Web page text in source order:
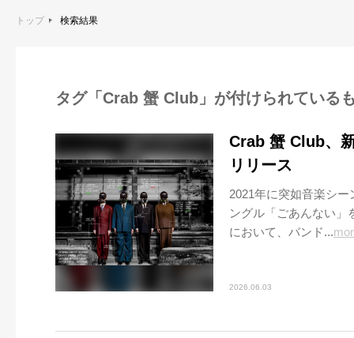
トップ 検索結果
タグ「Crab 蟹 Club」が付けられている
Crab 蟹 Club、
リリース
2021年に突如音楽シ
ングル「ごあんない」
において、バンド...
2026.06.03